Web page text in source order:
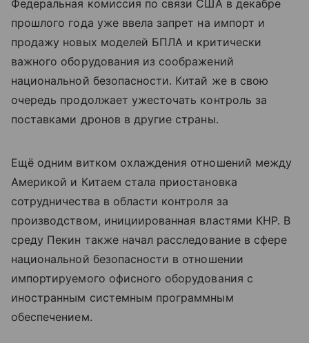
Федеральная комиссия по связи США в декабре
прошлого года уже ввела запрет на импорт и
продажу новых моделей БПЛА и критически
важного оборудования из соображений
национальной безопасности. Китай же в свою
очередь продолжает ужесточать контроль за
поставками дронов в другие страны.
Ещё одним витком охлаждения отношений между
Америкой и Китаем стала приостановка
сотрудничества в области контроля за
производством, инициированная властями КНР. В
среду Пекин также начал расследование в сфере
национальной безопасности в отношении
импортируемого офисного оборудования с
иностранным системным программным
обеспечением.